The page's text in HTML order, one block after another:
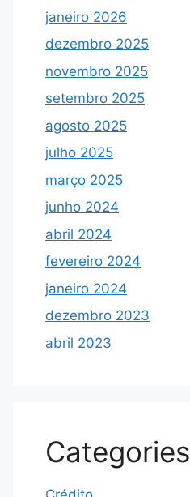
janeiro 2026
dezembro 2025
novembro 2025
setembro 2025
agosto 2025
julho 2025
março 2025
junho 2024
abril 2024
fevereiro 2024
janeiro 2024
dezembro 2023
abril 2023
Categories